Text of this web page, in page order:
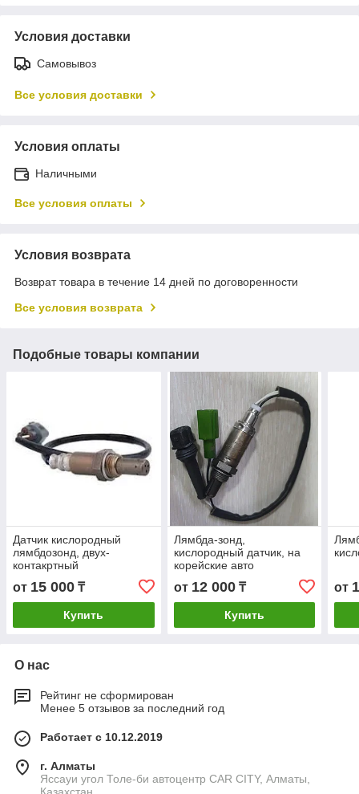
Условия доставки
Самовывоз
Все условия доставки
Условия оплаты
Наличными
Все условия оплаты
Условия возврата
Возврат товара в течение 14 дней по договоренности
Все условия возврата
Подобные товары компании
Датчик кислородный
лямбдозонд, двух-
контакртный
от 15 000 ₸
Купить
Лямбда-зонд,
кислородный датчик, на
корейские авто
от 12 000₸
Купить
от
О нас
Рейтинг не сформирован
Менее 5 отзывов за последний год
Работает с 10.12.2019
г. Алматы
Яссауи угол Толе-би автоцентр CAR CITY, Алматы,